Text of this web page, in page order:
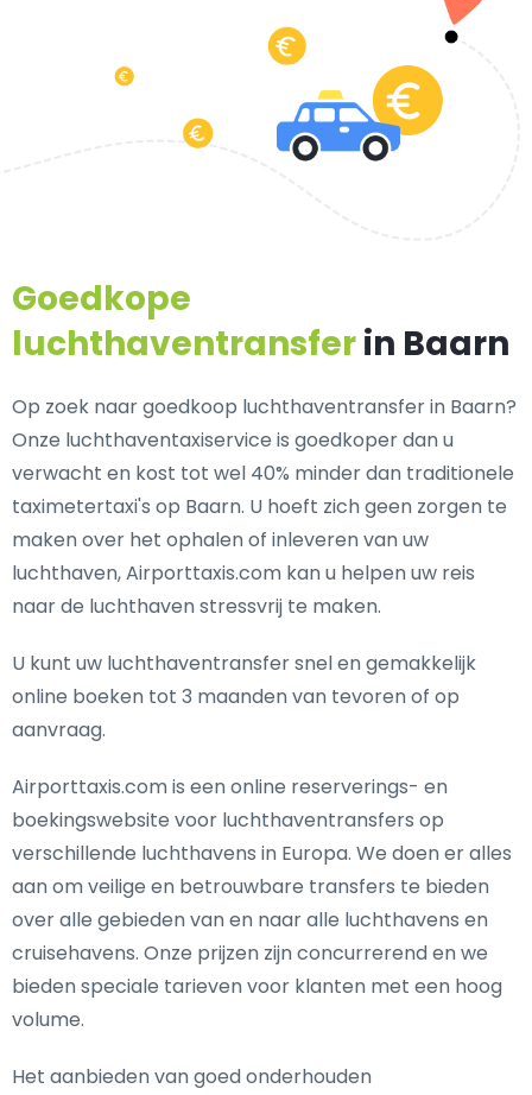
Goedkope
luchthaventransferin Baarn
Op zoek naar goedkoop luchthaventransfer in Baarn?
Onze luchthaventaxiservice is goedkoper dan u
verwacht en kost tot wel 40% minder dan traditionele
taximetertaxi's op Baarn. U hoeft zich geen zorgen te
maken over het ophalen of inleveren van uw
luchthaven, Airporttaxis.com kan u helpen uw reis
naar de luchthaven stressvrij te maken.
U kunt uw luchthaventransfer snel en gemakkelijk
online boeken tot 3 maanden van tevoren of op
aanvraag.
Airporttaxis.com is een online reserverings- en
boekingswebsite voor luchthaventransfers op
verschillende luchthavens in Europa. We doen er alles
aan om veilige en betrouwbare transfers te bieden
over alle gebieden van en naar alle luchthavens en
cruisehavens. Onze prijzen zijn concurrerend en we
bieden speciale tarieven voor klanten met een hoog
volume.
Het aanbieden van goed onderhouden